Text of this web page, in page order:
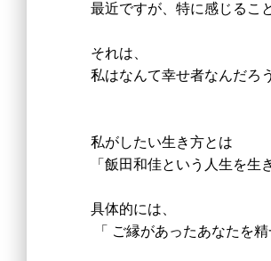
最近ですが、特に感じるこ
それは、
私はなんて幸せ者なんだろ
私がしたい生き方とは
「飯田和佳という人生を生
具体的には、
「 ご縁があったあなたを精